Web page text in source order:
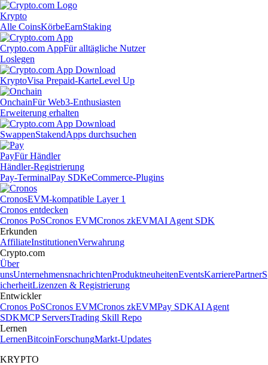
Krypto
Alle CoinsKörbeEarnStaking
Crypto.com AppFür alltägliche Nutzer
Loslegen
KryptoVisa Prepaid-KarteLevel Up
OnchainFür Web3-Enthusiasten
Erweiterung erhalten
SwappenStakendApps durchsuchen
PayFür Händler
Händler-Registrierung
Pay-TerminalPay SDKeCommerce-Plugins
CronosEVM-kompatible Layer 1
Cronos entdecken
Cronos PoSCronos EVMCronos zkEVMAI Agent SDK
Erkunden
AffiliateInstitutionenVerwahrung
Crypto.com
Über
unsUnternehmensnachrichtenProduktneuheitenEventsKarrierePartnerS
icherheitLizenzen & Registrierung
Entwickler
Cronos PoSCronos EVMCronos zkEVMPay SDKAI Agent
SDKMCP ServersTrading Skill Repo
Lernen
LernenBitcoinForschungMarkt-Updates
KRYPTO